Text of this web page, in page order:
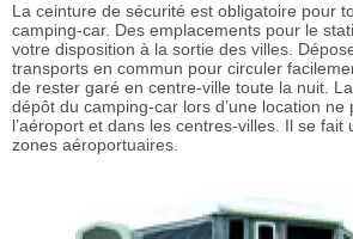
La ceinture de sécurité est obligatoire pour
camping-car. Des emplacements pour le
votre disposition à la sortie des villes.
transports en commun pour circuler
de rester garé en centre-ville toute la nuit.
dépôt du camping-car lors d’une location ne
l’aéroport et dans les centres-villes. Il se fait
zones aéroportuaires.